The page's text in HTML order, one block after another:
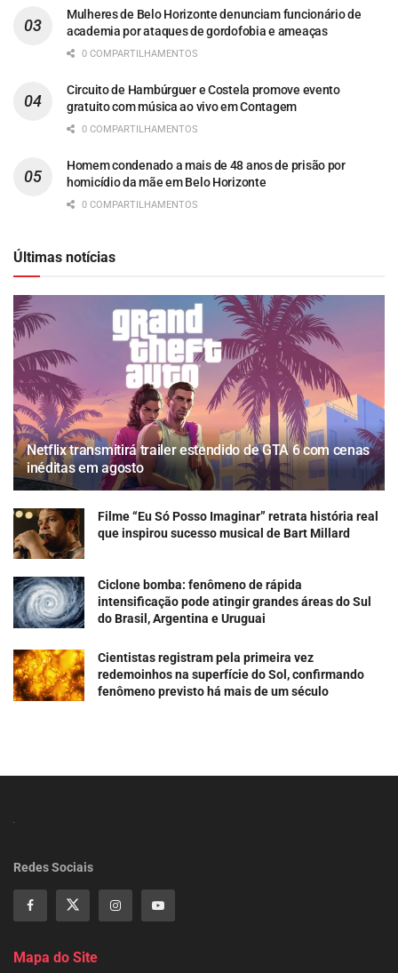
Mulheres de Belo Horizonte denunciam funcionário de
academia por ataques de gordofobia e ameaças
0 COMPARTILHAMENTOS
Circuito de Hambúrguer e Costela promove evento
gratuito com música ao vivo em Contagem
0 COMPARTILHAMENTOS
Homem condenado a mais de 48 anos de prisão por
homicídio da mãe em Belo Horizonte
0 COMPARTILHAMENTOS
Últimas notícias
Netflix transmitirá trailer estendido de GTA 6 com cenas
inéditas em agosto
Filme “Eu Só Posso Imaginar” retrata história real
que inspirou sucesso musical de Bart Millard
Ciclone bomba: fenômeno de rápida
intensificação pode atingir grandes áreas do Sul
do Brasil, Argentina e Uruguai
Cientistas registram pela primeira vez
redemoinhos na superfície do Sol, confirmando
fenômeno previsto há mais de um século
Redes Sociais
Mapa do Site